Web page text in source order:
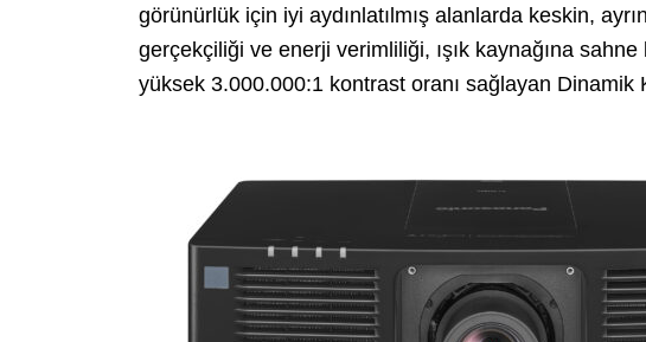
görünürlük için iyi aydınlatılmış alanlarda keskin,
gerçekçiliği ve enerji verimliliği, ışık kaynağına
yüksek 3.000.000:1 kontrast oranı sağlayan